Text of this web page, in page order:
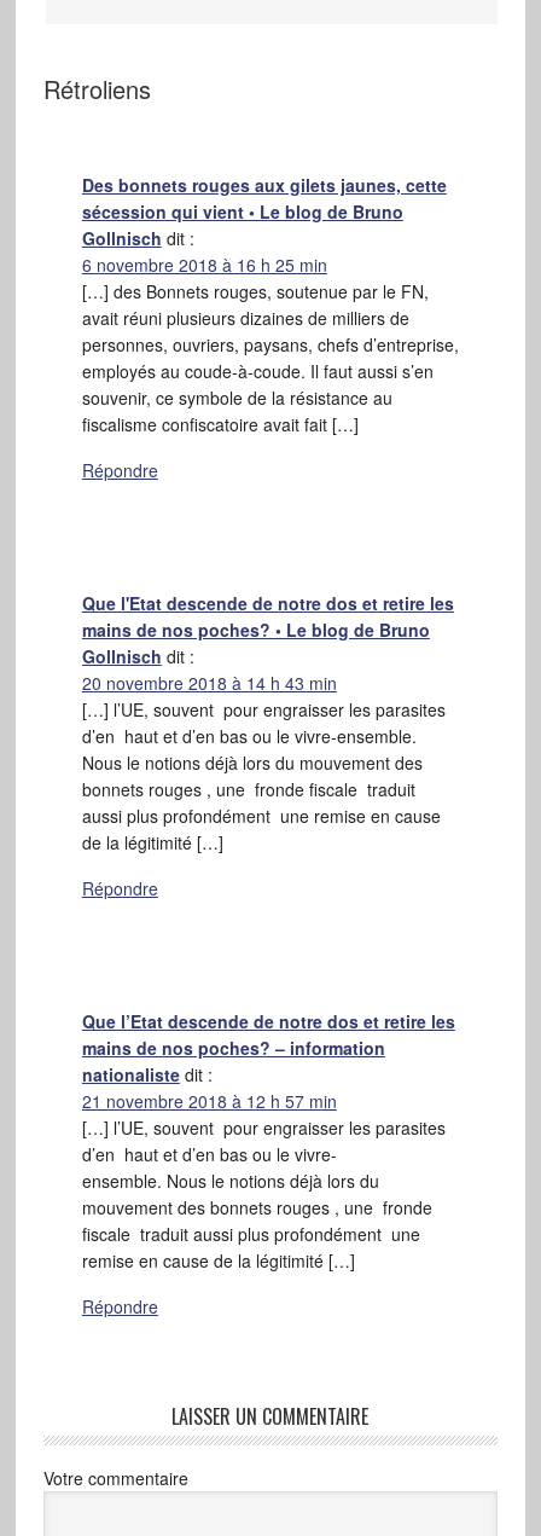
Rétroliens
Des bonnets rouges aux gilets jaunes, cette
sécession qui vient • Le blog de Bruno
Gollnisch dit :
6 novembre 2018 à 16 h 25 min
[…] des Bonnets rouges, soutenue par le FN,
avait réuni plusieurs dizaines de milliers de
personnes, ouvriers, paysans, chefs d’entreprise,
employés au coude-à-coude. Il faut aussi s’en
souvenir, ce symbole de la résistance au
fiscalisme confiscatoire avait fait […]
Répondre
Que l'Etat descende de notre dos et retire les
mains de nos poches? • Le blog de Bruno
Gollnisch dit :
20 novembre 2018 à 14 h 43 min
[…] l’UE, souvent pour engraisser les parasites
d’en haut et d’en bas ou le vivre-ensemble.
Nous le notions déjà lors du mouvement des
bonnets rouges , une fronde fiscale traduit
aussi plus profondément une remise en cause
de la légitimité […]
Répondre
Que l’Etat descende de notre dos et retire les
mains de nos poches? – information
nationaliste dit :
21 novembre 2018 à 12 h 57 min
[…] l’UE, souvent pour engraisser les parasites
d’en haut et d’en bas ou le vivre-
ensemble. Nous le notions déjà lors du
mouvement des bonnets rouges , une fronde
fiscale traduit aussi plus profondément une
remise en cause de la légitimité […]
Répondre
LAISSER UN COMMENTAIRE
Votre commentaire